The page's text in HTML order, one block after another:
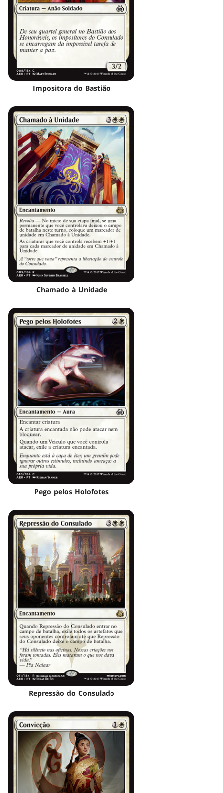
Impositora do Bastião
Chamado à Unidade
Pego pelos Holofotes
Repressão do Consulado